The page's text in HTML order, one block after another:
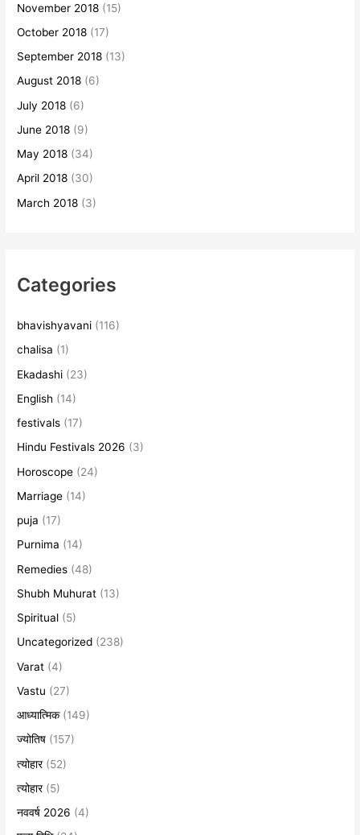
November 2018 (15)
October 2018 (17)
September 2018 (13)
August 2018 (6)
July 2018 (6)
June 2018 (9)
May 2018 (34)
April 2018 (30)
March 2018 (3)
Categories
bhavishyavani (116)
chalisa (1)
Ekadashi (23)
English (14)
festivals (17)
Hindu Festivals 2026 (3)
Horoscope (24)
Marriage (14)
puja (17)
Purnima (14)
Remedies (48)
Shubh Muhurat (13)
Spiritual (5)
Uncategorized (238)
Varat (4)
Vastu (27)
आध्यात्मिक(149)
ज्योतिष (157)
त्योहार(52)
त्योहार(5)
नववर्ष 2026 (4)